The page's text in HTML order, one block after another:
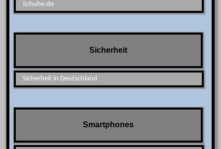
Schuhe.de
Sicherheit
Sicherheit in Deutschland
Smartphones